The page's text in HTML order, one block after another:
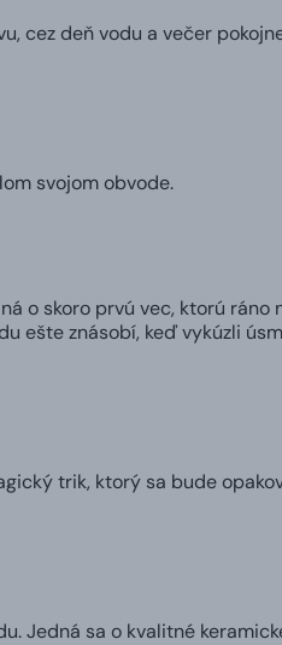
cez deň vodu a večer
svojom obvode.
o skoro prvú vec, ktorú ráno
ešte znásobí, keď vykúzli
trik, ktorý sa bude
Jedná sa o kvalitné